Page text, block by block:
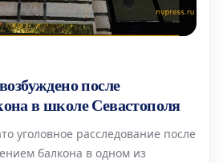
после
в школе Севастополя
уголовное расследование после
балкона в одном из